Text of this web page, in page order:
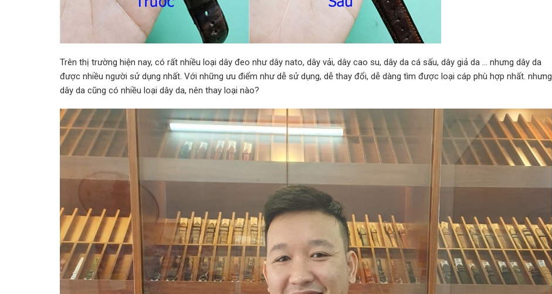
Trên thị trường hiện nay, có rất nhiều loại dây đeo như dây nato, dây vải, dây cao su, dây da cá sấu, dây giả da … nhưng dây da
được nhiều người sử dụng nhất. Với những ưu điểm như dễ sử dụng, dễ thay đổi, dễ dàng tìm được loại cáp phù hợp nhất. nhưng
dây da cũng có nhiều loại dây da, nên thay loại nào?